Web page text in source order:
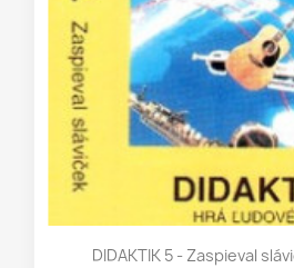
DIDAKTIK 5 - Zaspieval